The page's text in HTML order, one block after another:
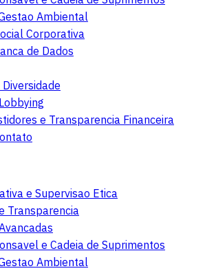
Ambiental
Corporativa
de Dados
e Transparencia Financeira
e Supervisao Etica
Transparencia
e Cadeia de Suprimentos
Ambiental